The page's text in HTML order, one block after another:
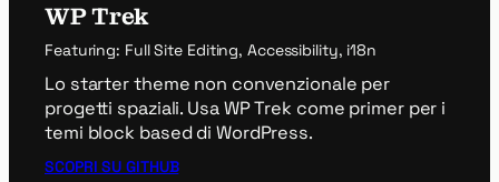
WP Trek
Featuring: Full Site Editing, Accessibility, i18n
Lo starter theme non convenzionale per
progetti spaziali. Usa WP Trek come primer per i
temi block based di WordPress.
SCOPRI SU GITHUB